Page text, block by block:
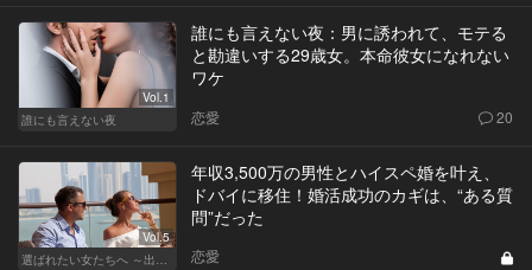
Vol.1
誰にも言えない夜
誰にも言えない夜：男に誘われて、モテる
と勘違いする29歳女。本命彼女になれない
ワケ
恋愛 20
Vol.5
選ばれたい女たちへ ～出会いから結婚まで～
年収3,500万の男性とハイスペ婚を叶え、
ドバイに移住！婚活成功のカギは、“ある質
問”だった
恋愛